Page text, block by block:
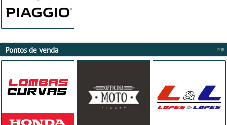
Pontos de venda